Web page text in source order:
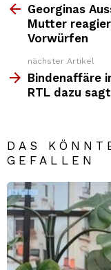
Top
News
Georginas
Mutter
Vorwürfen
nächster Artikel
Bindenaffäre
RTL dazu
DAS
GEFALLEN